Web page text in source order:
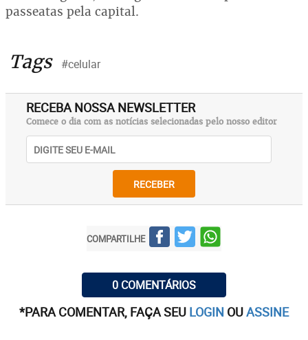
passeatas pela capital.
Tags #celular
RECEBA NOSSA NEWSLETTER
Comece o dia com as notícias selecionadas pelo nosso editor
RECEBER
COMPARTILHE
0 COMENTÁRIOS
*PARA COMENTAR, FAÇA SEU LOGIN OUASSINE